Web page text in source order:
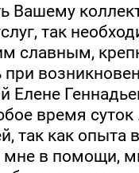
Вашему
так
славным,
время
так как опыта
мне в помощи,